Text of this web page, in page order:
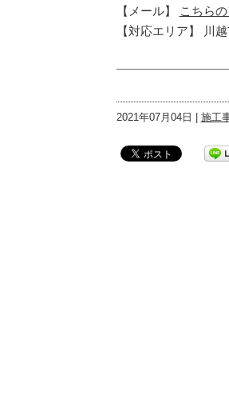
【メール】
こちら
【対応エリア】 川
2021年07月04日 | 施工